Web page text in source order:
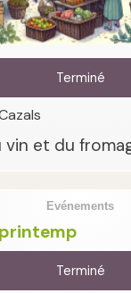
Terminé
vin et du
Evénements
Terminé